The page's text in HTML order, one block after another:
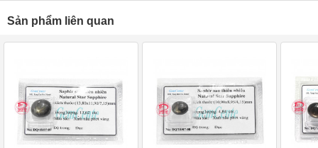
Sản phẩm liên quan